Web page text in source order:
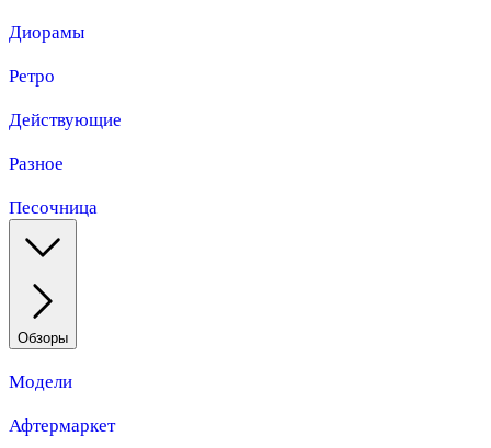
Диорамы
Ретро
Действующие
Разное
Песочница
Обзоры
Модели
Афтермаркет